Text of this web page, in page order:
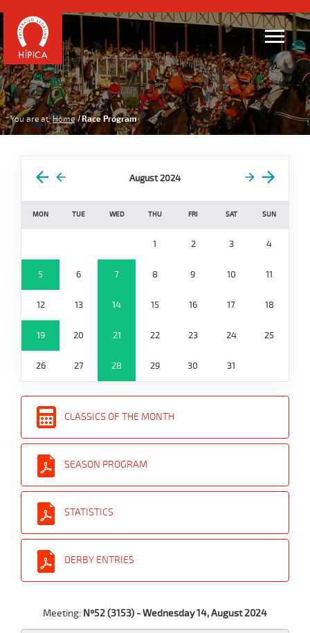
You are at: Home Race Program
August 2024
MON TUE WED THU FRI SAT SUN
1 2 3 4
5 6 7 8 9 10 11
12 13 14 15 16 17 18
19 20 21 22 23 24 25
26 27 28 29 30 31
CLASSICS OF THE MONTH
SEASON PROGRAM
STATISTICS
DERBY ENTRIES
Meeting: Nº52 (3153) - Wednesday 14, August 2024